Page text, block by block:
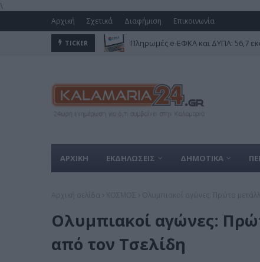
\
Αρχική Σχετικά Διαφήμιση Επικοινωνία
TICKER Πληρωμές e-ΕΦΚΑ και ΔΥΠΑ: 56,7
ΑΡΧΙΚΗ ΕΚΔΗΛΩΣΕΙΣ ΔΗΜΟΤΙΚΑ
Ολυμπιακοί αγώνες:
από τον Τσελίδη